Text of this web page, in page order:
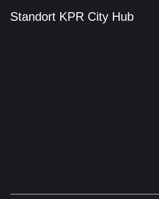
Standort KPR City Hub